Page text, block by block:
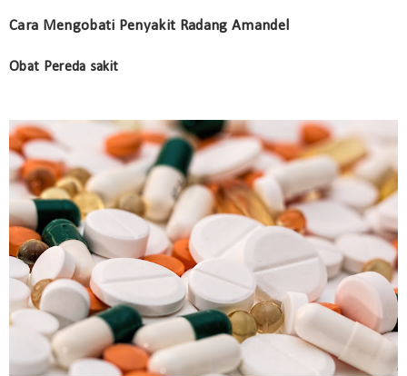
Cara Mengobati Penyakit Radang Amandel
Obat Pereda sakit